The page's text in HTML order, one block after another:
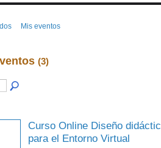
Mis eventos
(3)
Curso Online Diseño
para el Entorno Virtual